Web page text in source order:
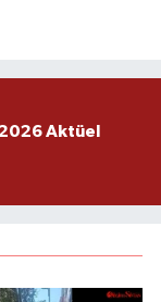
2026 Aktüel